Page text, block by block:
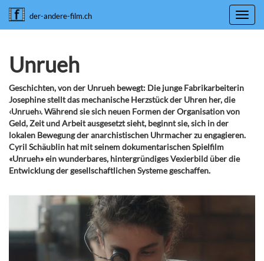
der-andere-film.ch
Unrueh
Geschichten, von der Unrueh bewegt: Die junge Fabrikarbeiterin
Josephine stellt das mechanische Herzstück der Uhren her, die
‹Unrueh›. Während sie sich neuen Formen der Organisation von
Geld, Zeit und Arbeit ausgesetzt sieht, beginnt sie, sich in der
lokalen Bewegung der anarchistischen Uhrmacher zu engagieren.
Cyril Schäublin hat mit seinem dokumentarischen Spielfilm
«Unrueh» ein wunderbares, hintergründiges Vexierbild über die
Entwicklung der gesellschaftlichen Systeme geschaffen.